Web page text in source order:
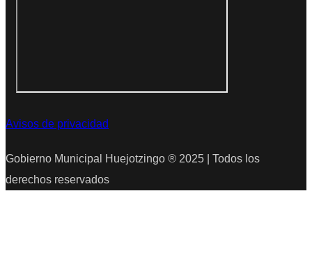
Avisos de privacidad
Gobierno Municipal Huejotzingo ® 2025 | Todos los
derechos reservados